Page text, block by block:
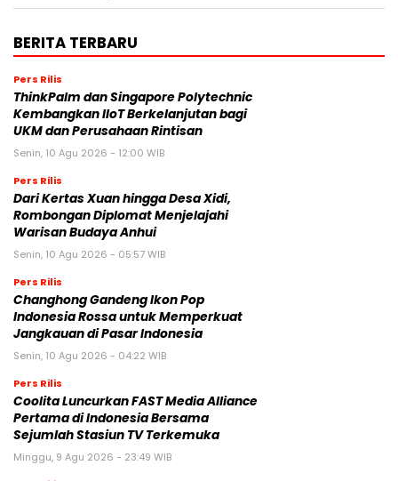
BERITA TERBARU
Pers Rilis
ThinkPalm dan Singapore Polytechnic
Kembangkan IIoT Berkelanjutan bagi
UKM dan Perusahaan Rintisan
Senin, 10 Agu 2026 - 12:00 WIB
Pers Rilis
Dari Kertas Xuan hingga Desa Xidi,
Rombongan Diplomat Menjelajahi
Warisan Budaya Anhui
Senin, 10 Agu 2026 - 05:57 WIB
Pers Rilis
Changhong Gandeng Ikon Pop
Indonesia Rossa untuk Memperkuat
Jangkauan di Pasar Indonesia
Senin, 10 Agu 2026 - 04:22 WIB
Pers Rilis
Coolita Luncurkan FAST Media Alliance
Pertama di Indonesia Bersama
Sejumlah Stasiun TV Terkemuka
Minggu, 9 Agu 2026 - 23:49 WIB